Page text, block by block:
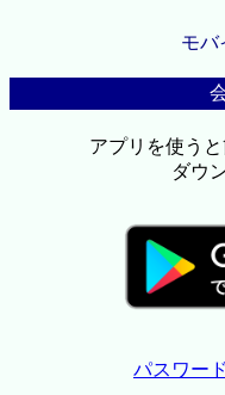
モバ
アプリを使う
ダウ
パスワー